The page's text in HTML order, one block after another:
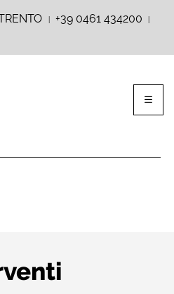
+39 0461 434200